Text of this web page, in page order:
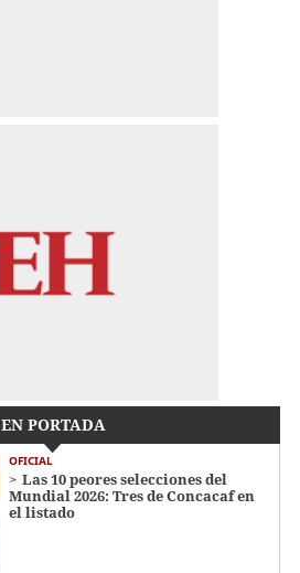
EN PORTADA
OFICIAL
Las 10 peores selecciones del
Mundial 2026: Tres de Concacaf en
el listado